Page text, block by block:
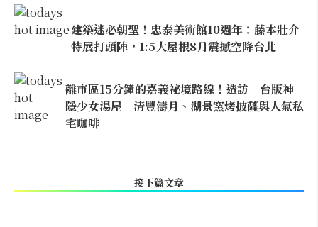
建築迷必朝聖！忠泰美術館10週年：藤本壯介
特展打頭陣，1:5大屋根8月震撼空降台北
離市區15分鐘的嘉義祕境路線！造訪「台版神
隱少女湯屋」清豐濤月、湖景窯烤披薩與人氣私
宅咖啡
接下篇文章